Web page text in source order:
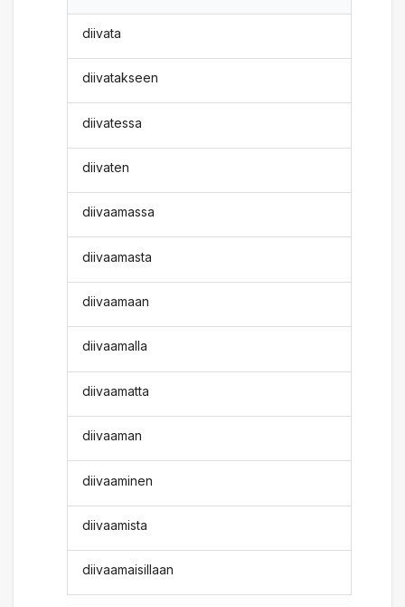
diivata
diivatakseen
diivatessa
diivaten
diivaamassa
diivaamasta
diivaamaan
diivaamalla
diivaamatta
diivaaman
diivaaminen
diivaamista
diivaamaisillaan